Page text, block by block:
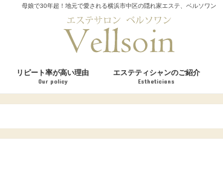
母娘で30年超！地元で愛される横浜市中区の隠れ家エステ、ベルソワン
リピート率が高い理由
Our policy
お客様の声
エステティシャンのご紹介
Estheticians